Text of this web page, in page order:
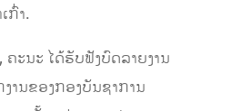
ກົ່າ.
ະນະ ໄດ້ຮັບຟັງບົດລາຍງານ
ານຂອງກອງບັນຊາການ